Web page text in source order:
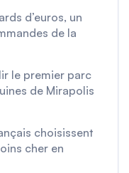
d’euros, un
de la
le premier parc
de Mirapolis
choisissent
cher en